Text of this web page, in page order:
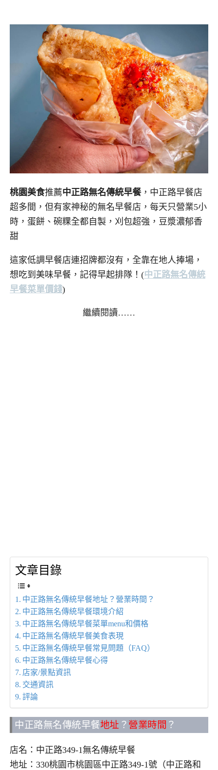
桃園美食推薦中正路無名傳統早餐，中正路早餐店
超多間，但有家神秘的無名早餐店，每天只營業5小
時，蛋餅、碗粿全都自製，刈包超強，豆漿濃郁香
甜
這家低調早餐店連招牌都沒有，全靠在地人捧場，
想吃到美味早餐，記得早起排隊！(中正路無名傳統
早餐菜單價錢)
繼續閱讀……
文章目錄
中正路無名傳統早餐地址？營業時間？
中正路無名傳統早餐環境介紹
中正路無名傳統早餐菜單menu和價格
中正路無名傳統早餐美食表現
中正路無名傳統早餐常見問題（FAQ）
中正路無名傳統早餐心得
店家/景點資訊
交通資訊
評論
中正路無名傳統早餐地址 ？ 營業時間 ？
店名：中正路349-1無名傳統早餐
地址：330桃園市桃園區中正路349-1號（中正路和